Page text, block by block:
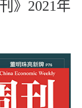
》2021年